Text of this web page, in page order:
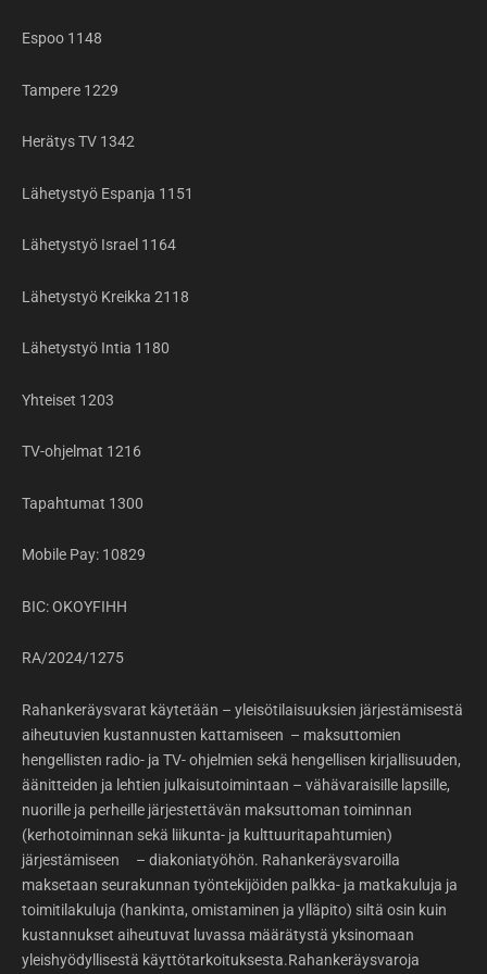
Espoo 1148
Tampere 1229
Herätys TV 1342
Lähetystyö Espanja 1151
Lähetystyö Israel 1164
Lähetystyö Kreikka 2118
Lähetystyö Intia 1180
Yhteiset 1203
TV-ohjelmat 1216
Tapahtumat 1300
Mobile Pay: 10829
BIC: OKOYFIHH
RA/2024/1275
Rahankeräysvarat käytetään – yleisötilaisuuksien järjestämisestä
aiheutuvien kustannusten kattamiseen – maksuttomien
hengellisten radio- ja TV- ohjelmien sekä hengellisen kirjallisuuden,
äänitteiden ja lehtien julkaisutoimintaan – vähävaraisille lapsille,
nuorille ja perheille järjestettävän maksuttoman toiminnan
(kerhotoiminnan sekä liikunta- ja kulttuuritapahtumien)
järjestämiseen – diakoniatyöhön. Rahankeräysvaroilla
maksetaan seurakunnan työntekijöiden palkka- ja matkakuluja ja
toimitilakuluja (hankinta, omistaminen ja ylläpito) siltä osin kuin
kustannukset aiheutuvat luvassa määrätystä yksinomaan
yleishyödyllisestä käyttötarkoituksesta.Rahankeräysvaroja